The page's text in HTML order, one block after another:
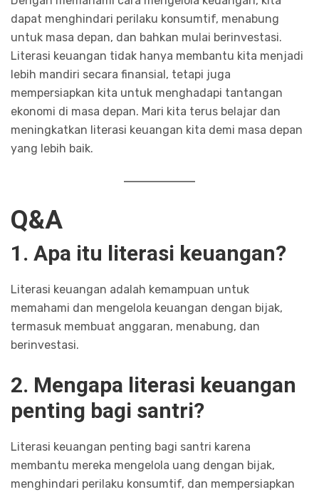
dapat menghindari perilaku konsumtif, menabung
untuk masa depan, dan bahkan mulai berinvestasi.
Literasi keuangan tidak hanya membantu kita menjadi
lebih mandiri secara finansial, tetapi juga
mempersiapkan kita untuk menghadapi tantangan
ekonomi di masa depan. Mari kita terus belajar dan
meningkatkan literasi keuangan kita demi masa depan
yang lebih baik.
Q&A
1. Apa itu literasi keuangan?
Literasi keuangan adalah kemampuan untuk
memahami dan mengelola keuangan dengan bijak,
termasuk membuat anggaran, menabung, dan
berinvestasi.
2. Mengapa literasi keuangan
penting bagi santri?
Literasi keuangan penting bagi santri karena
membantu mereka mengelola uang dengan bijak,
menghindari perilaku konsumtif, dan mempersiapkan